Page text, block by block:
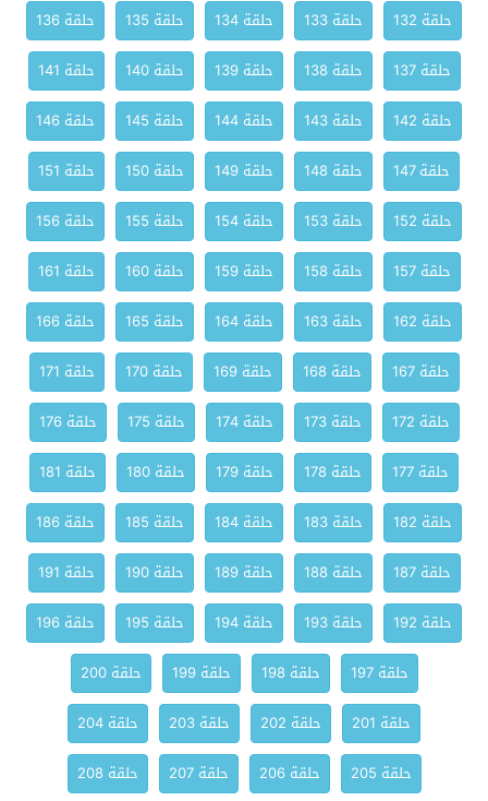
حلقة 132 حلقة 133 حلقة 134 حلقة 135
حلقة 136
حلقة 137
حلقة 138 حلقة 139 حلقة 140
حلقة 141
حلقة 142
حلقة 143 حلقة 144 حلقة 145
حلقة 146
حلقة 147
حلقة 148 حلقة 149 حلقة 150
حلقة 151
حلقة 152
حلقة 153 حلقة 154 حلقة 155
حلقة 156
حلقة 157
حلقة 158 حلقة 159 حلقة 160
حلقة 161
حلقة 162
حلقة 163 حلقة 164 حلقة 165
حلقة 166
حلقة 167
حلقة 168 حلقة 169 حلقة 170
حلقة 171
حلقة 172
حلقة 173 حلقة 174 حلقة 175
حلقة 176
حلقة 177
حلقة 178 حلقة 179 حلقة 180
حلقة 181
حلقة 182
حلقة 183 حلقة 184 حلقة 185
حلقة 186
حلقة 187
حلقة 188 حلقة 189 حلقة 190
حلقة 191
حلقة 192
حلقة 193 حلقة 194 حلقة 195
حلقة 196
حلقة 197
حلقة 198 حلقة 199
حلقة 200
حلقة 201
حلقة 202 حلقة 203
حلقة 204
حلقة 205
حلقة 206 حلقة 207
حلقة 208